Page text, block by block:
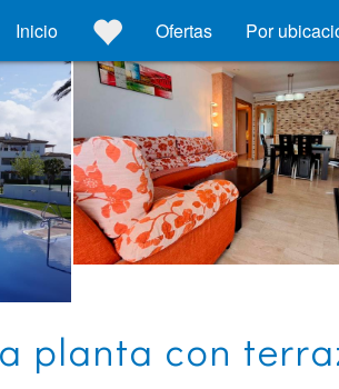
Inicio Ofertas Por
planta con
en Taymar -